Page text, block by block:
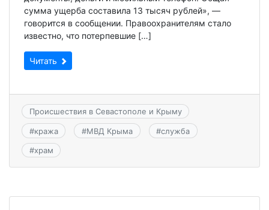
сумма ущерба составила 13 тысяч рублей», —
говорится в сообщении. Правоохранителям стало
известно, что потерпевшие […]
Читать
Происшествия в Севастополе и Крыму
#кража #МВД Крыма #служба
#храм